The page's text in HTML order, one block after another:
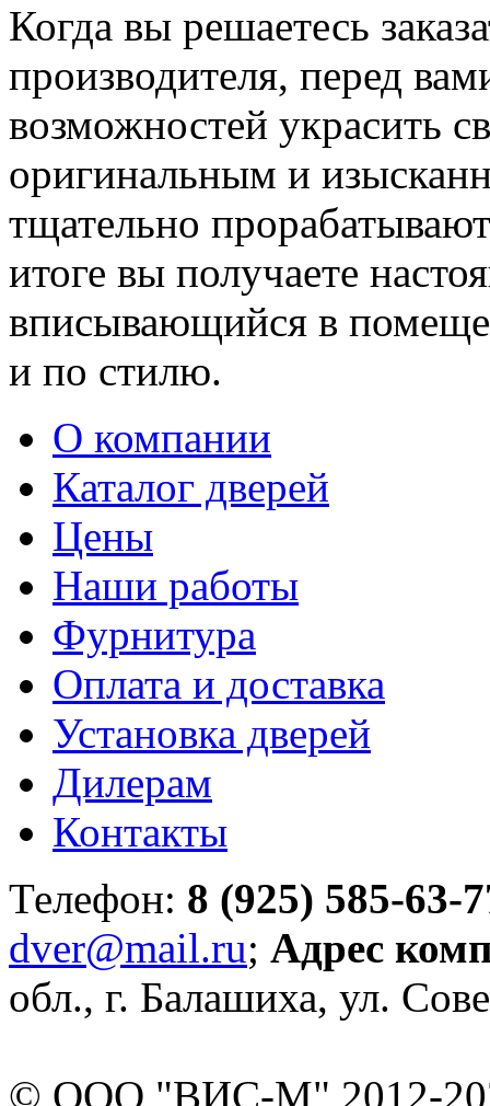
Когда вы решаетесь
производителя, перед
возможностей украсить
оригинальным и
тщательно
итоге вы получаете
вписывающийся в
и по стилю.
О компании
Каталог дверей
Цены
Наши работы
Фурнитура
Оплата и доставка
Установка дверей
Дилерам
Контакты
Телефон: 8 (925) 585-63-
dver@mail.ru; Адрес
обл., г. Балашиха, ул.
© ООО "ВИС-М" 2012-